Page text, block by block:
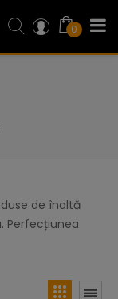
0
de înaltă
Perfecțiunea